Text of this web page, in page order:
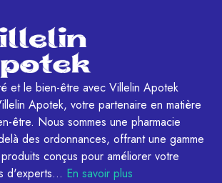
et le bien-être avec Villelin Apotek
Apotek, votre partenaire en matière
être. Nous sommes une pharmacie
des ordonnances, offrant une gamme
conçus pour améliorer votre
d'experts... En savoir plus